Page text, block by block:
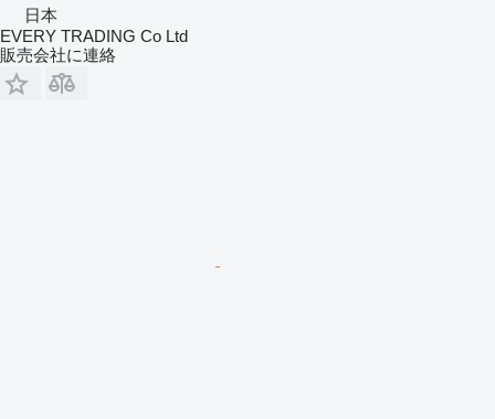
日本
EVERY TRADING Co Ltd
販売会社に連絡